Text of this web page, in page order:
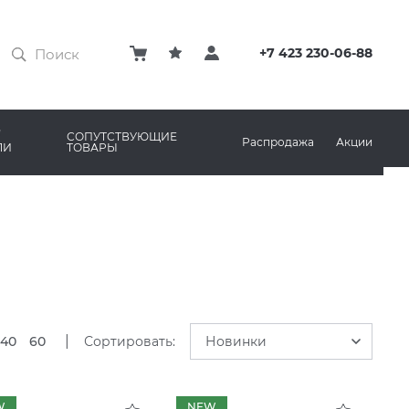
+7 423 230-06-88
MARAZZI
СОПУТСТВУЮЩИЕ
ТОВАРЫ
КЛЕЙ
СИСТЕМА ВЫРАВНИВАНИЯ
Распродажа Акции
40 60 Сортировать: Новинки